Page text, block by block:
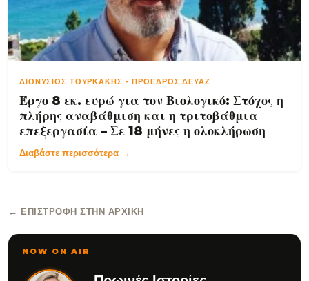
ΔΙΟΝΎΣΙΟΣ ΤΟΥΡΚΆΚΗΣ -ΠΡΌΕΔΡΟΣ ΔΕΥΑΖ
Έργο 8 εκ. ευρώ για τον Βιολογικό: Στόχος η
πλήρης αναβάθμιση και η τριτοβάθμια
επεξεργασία – Σε 18 μήνες η ολοκλήρωση
Διαβάστε περισσότερα →
← ΕΠΙΣΤΡΟΦΉ ΣΤΗΝ ΑΡΧΙΚΉ
NOW ON AIR